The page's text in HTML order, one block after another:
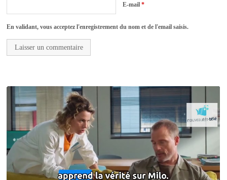
E-mail*
En validant, vous acceptez l'enregistrement du nom et de l'email saisis.